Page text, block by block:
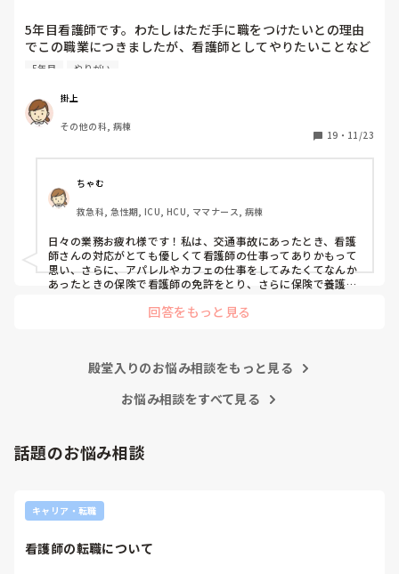
5年目看護師です。わたしはただ手に職をつけたいとの理由
でこの職業につきましたが、看護師としてやりたいことなど
あまり考えたことがなく、ただ言われたことをやっているよ
続けてしまっています。
みなさんはどういったきっかけで看護師を目指したり、今の
科についていたりしますか？
笑
5年目 やりがい
掛上
その他の科, 病棟
19 ・ 11/23
ちゃむ
救急科, 急性期, ICU, HCU, ママナース, 病棟
日々の業務お疲れ様です！私は、交通事故にあったとき、看護
師さんの対応がとても優しくて看護師の仕事ってありかもって
思い、さらに、アパレルやカフェの仕事をしてみたくてなんか
あったときの保険で看護師の免許をとり、さらに保険で養護教
回答をもっと見る
殿堂入りのお悩み相談をもっと見る
お悩み相談をすべて見る
話題のお悩み相談
キャリア・転職
看護師の転職について